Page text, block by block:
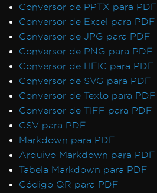
Conversor de PPTX para PDF
Conversor de Excel para PDF
Conversor de JPG para PDF
Conversor de PNG para PDF
Conversor de HEIC para PDF
Conversor de SVG para PDF
Conversor de Texto para PDF
Conversor de TIFF para PDF
CSV para PDF
Markdown para PDF
Arquivo Markdown para PDF
Tabela Markdown para PDF
Código QR para PDF